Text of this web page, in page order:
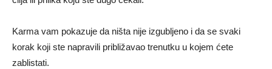
Karma vam pokazuje da ništa nije izgubljeno i da se svaki
korak koji ste napravili približavao trenutku u kojem ćete
zablistati.